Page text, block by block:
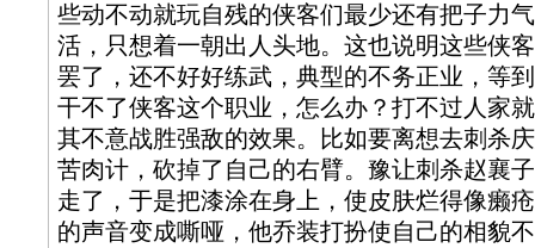
些动不动就玩自残的侠客们最少还有把子力
活，只想着一朝出人头地。这也说明这些侠
罢了，还不好好练武，典型的不务正业，等
干不了侠客这个职业，怎么办？打不过人家
其不意战胜强敌的效果。比如要离想去刺杀
苦肉计，砍掉了自己的右臂。豫让刺杀赵襄
走了，于是把漆涂在身上，使皮肤烂得像癞
的声音变成嘶哑，他乔装打扮使自己的相貌